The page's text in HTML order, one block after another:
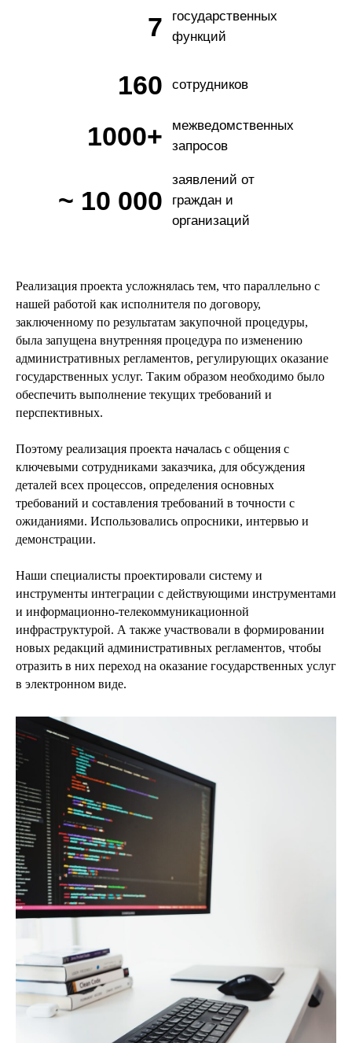
7
государственных
функций
сотрудников
межведомственных
запросов
160
1000+
~ 10 000
заявлений от
граждан и
организаций
Реализация проекта усложнялась тем, что параллельно с
нашей работой как исполнителя по договору,
заключенному по результатам закупочной процедуры,
была запущена внутренняя процедура по изменению
административных регламентов, регулирующих оказание
государственных услуг. Таким образом необходимо было
обеспечить выполнение текущих требований и
перспективных.
Поэтому реализация проекта началась с общения с
ключевыми сотрудниками заказчика, для обсуждения
деталей всех процессов, определения основных
требований и составления требований в точности с
ожиданиями. Использовались опросники, интервью и
демонстрации.
Наши специалисты проектировали систему и
инструменты интеграции с действующими инструментами
и информационно-телекоммуникационной
инфраструктурой. А также участвовали в формировании
новых редакций административных регламентов, чтобы
отразить в них переход на оказание государственных услуг
в электронном виде.